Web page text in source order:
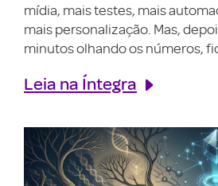
mídia, mais testes, mais
mais personalização. Mas,
minutos olhando os números,
Leia na Íntegra